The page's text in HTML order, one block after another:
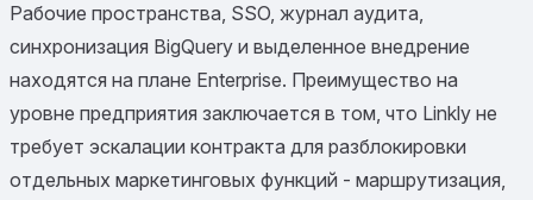
Рабочие пространства, SSO, журнал аудита,
синхронизация BigQuery и выделенное внедрение
находятся на плане Enterprise. Преимущество на
уровне предприятия заключается в том, что Linkly не
требует эскалации контракта для разблокировки
отдельных маркетинговых функций - маршрутизация,